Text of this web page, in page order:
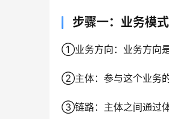
步骤一：业务模
①业务方向：业务方向是
②主体：参与这个业务
③链路：主体之间通过体